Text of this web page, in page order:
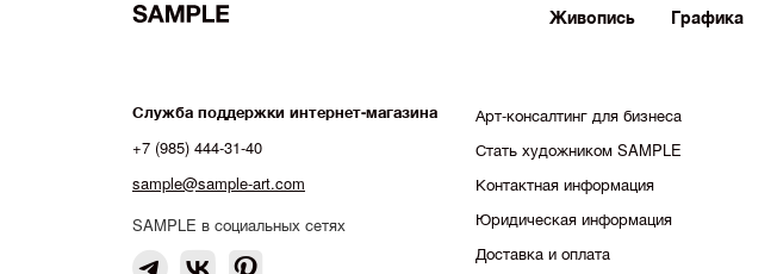
Живопись Графика
Служба поддержки интернет-магазина
+7 (985) 444-31-40
sample@sample-art.com
SAMPLE в социальных сетях
Арт-консалтинг для бизнеса
Стать художником SAMPLE
Контактная информация
Юридическая информация
Доставка и оплата